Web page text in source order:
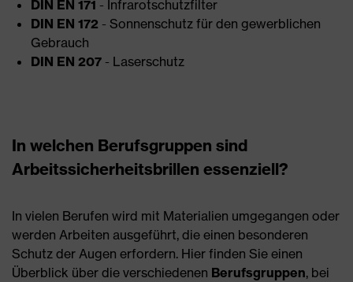
DIN EN 171 - Infrarotschutzfilter
DIN EN 172 - Sonnenschutz für den gewerblichen
Gebrauch
DIN EN 207 - Laserschutz
In welchen Berufsgruppen sind
Arbeitssicherheitsbrillen essenziell?
In vielen Berufen wird mit Materialien umgegangen oder
werden Arbeiten ausgeführt, die einen besonderen
Schutz der Augen erfordern. Hier finden Sie einen
Überblick über die verschiedenen Berufsgruppen, bei